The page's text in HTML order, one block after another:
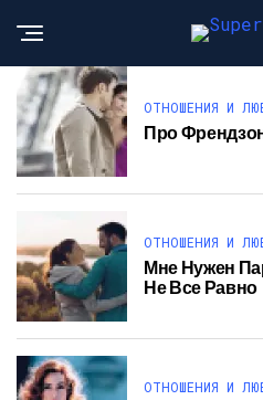
ОТНОШЕНИЯ И
Про
ОТНОШЕНИЯ И
Мне Нужен
Не Все Равно
ОТНОШЕНИЯ И